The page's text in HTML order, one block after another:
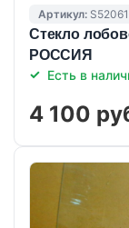
Артикул:
Стекло
РОССИЯ
Есть в
4 100